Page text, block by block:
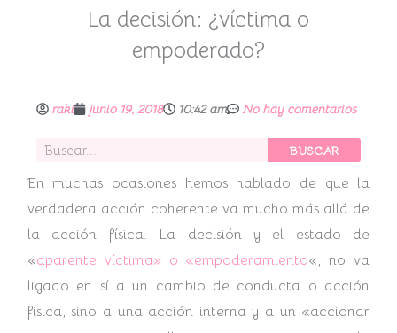
La decisión: ¿víctima o
empoderado?
raki junio 19, 2018 10:42 am No hay comentarios
Buscar BUSCAR
En muchas ocasiones hemos hablado de que la
verdadera acción coherente va mucho más allá de
la acción física. La decisión y el estado de
«aparente víctima» o «empoderamiento«, no va
ligado en sí a un cambio de conducta o acción
física, sino a una acción interna y a un «accionar